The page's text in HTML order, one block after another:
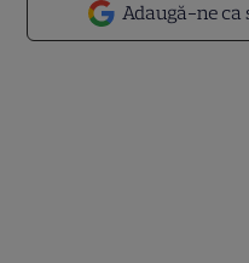
Adaugă-ne ca